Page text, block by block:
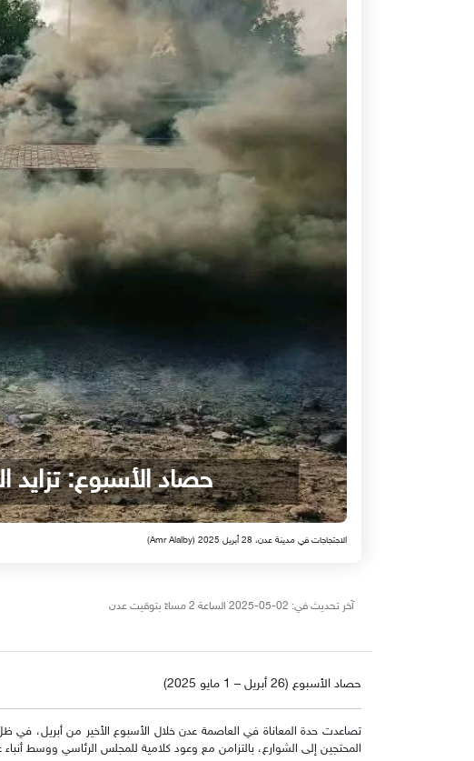
حصاد الأسبوع:
الاحتجاجات في مدينة عدن، 28 أبريل 2025 (Amr Alalby)
آخر تحديث في: 02-05-2025 الساعة 2 مساءً بتوقيت عدن
حصاد الأسبوع (26 أبريل – 1 مايو 2025)
تصاعدت حدة المعاناة في العاصمة عدن خلال الأسبوع الأخير من أبريل، في
المحتجين إلى الشوارع، بالتزامن مع وعود كلامية للمجلس الرئاسي ووسط أنباء